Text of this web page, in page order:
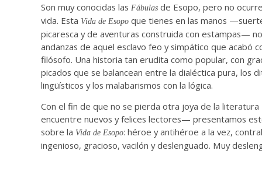
Son muy conocidas las Fábulas de Esopo, pero no
vida. Esta Vida de Esopo que tienes en las manos
picaresca y de aventuras construida con estampas—
andanzas de aquel esclavo feo y simpático que acabó
filósofo. Una historia tan erudita como popular, con
picados que se balancean entre la dialéctica pura, los
lingüísticos y los malabarismos con la lógica.
Con el fin de que no se pierda otra joya de la
encuentre nuevos y felices lectores— presentamos
sobre la Vida de Esopo: héroe y antihéroe a la vez,
ingenioso, gracioso, vacilón y deslenguado. Muy